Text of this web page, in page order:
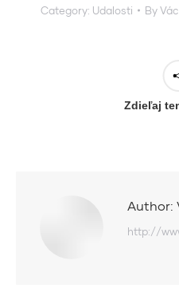
Category: Udalosti By
Zdieľaj
Author:
http://